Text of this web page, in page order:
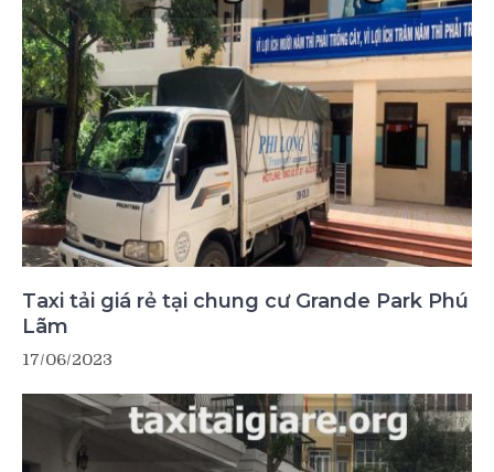
Taxi tải giá rẻ tại chung cư Grande Park Phú
Lãm
17/06/2023